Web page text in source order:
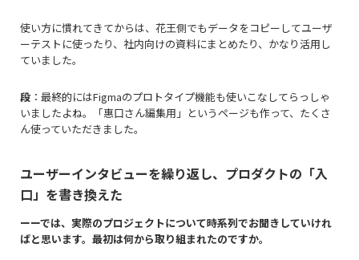
使い方に慣れてきてからは、花王側でもデータをコピーしてユーザ
ーテストに使ったり、社内向けの資料にまとめたり、かなり活用し
ていました。
段 ：最終的にはFigmaのプロトタイプ機能も使いこなしてらっしゃ
いましたよね。「惠口さん編集用」というページも作って、たくさ
ん使っていただきました。
ユーザーインタビューを繰り返し、プロダクトの「入
口」を書き換えた
ーーでは、実際のプロジェクトについて時系列でお聞きしていけれ
ばと思います。最初は何から取り組まれたのですか。